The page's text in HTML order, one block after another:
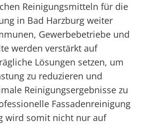
Reinigungsmitteln für die
in Bad Harzburg weiter
Gewerbebetriebe und
werden verstärkt auf
Lösungen setzen, um
zu reduzieren und
Reinigungsergebnisse zu
Fassadenreinigung
wird somit nicht nur auf